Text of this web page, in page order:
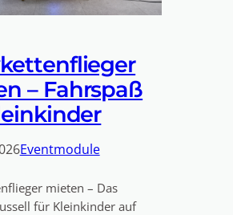
– Fahrspaß
Eventmodule
mieten – Das
für Kleinkinder auf